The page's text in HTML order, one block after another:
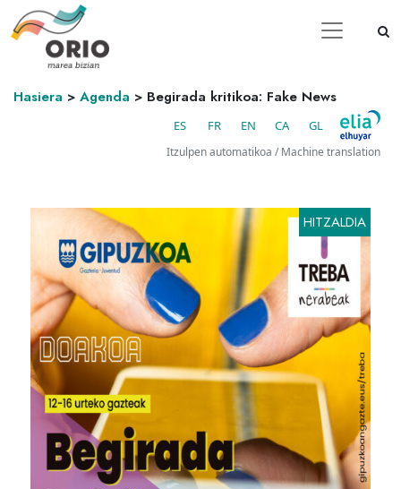
Hasiera > Agenda > Begirada kritikoa: Fake News
ES FR EN CA GL
Itzulpen automatikoa / Machine translation
HITZALDIA